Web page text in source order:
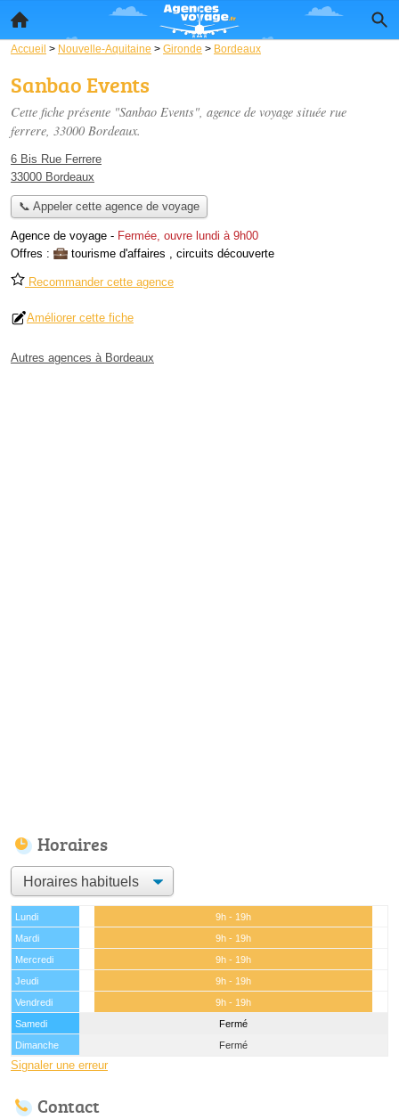
Accueil > Nouvelle-Aquitaine > Gironde > Bordeaux
Sanbao Events
Cette fiche présente "Sanbao Events", agence de voyage située rue
ferrere, 33000 Bordeaux.
6 Bis Rue Ferrere
33000 Bordeaux
📞 Appeler cette agence de voyage
Agence de voyage - Fermée, ouvre lundi à 9h00
Offres :
tourisme d'affaires , circuits découverte
Recommander cette agence
Améliorer cette fiche
Autres agences à Bordeaux
Horaires
Lundi
9h - 19h
Mardi
9h - 19h
Mercredi
9h - 19h
Jeudi
9h - 19h
Vendredi
9h - 19h
Samedi
Fermé
Dimanche
Fermé
Signaler une erreur
Contact